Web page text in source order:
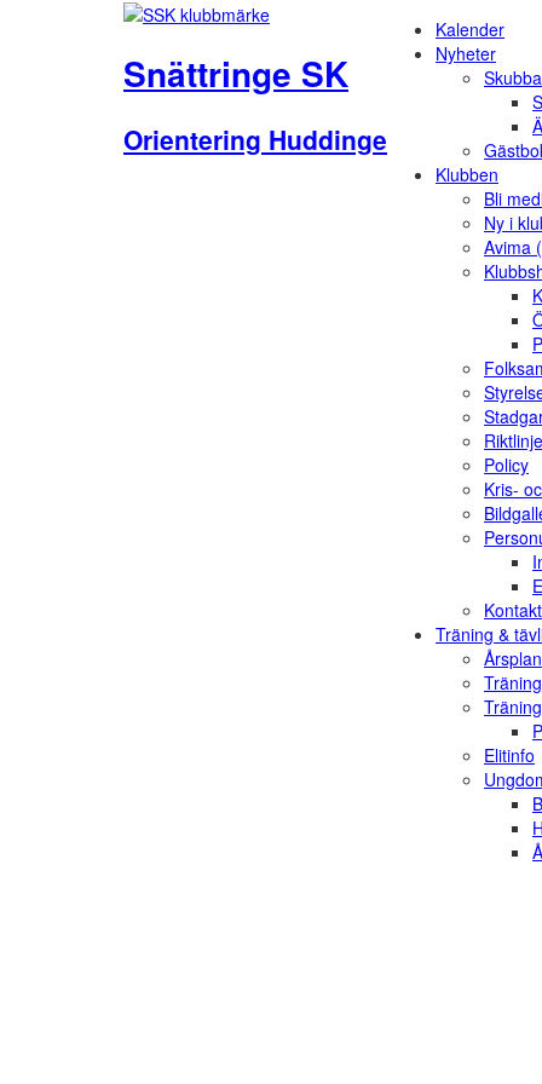
Snättringe SK
Orientering Huddinge
Kalender
Nyheter
Klubben
Bli
Ny i
Avima
Policy
Kris-
Kontakt
Träning &
Årsplan
Elitinfo